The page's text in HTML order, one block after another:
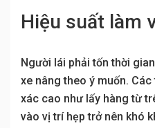
Hiệu suất làm
Người lái phải tốn thời
xe nâng theo ý muốn.
xác cao như lấy hàng từ
vào vị trí hẹp trở nên khó